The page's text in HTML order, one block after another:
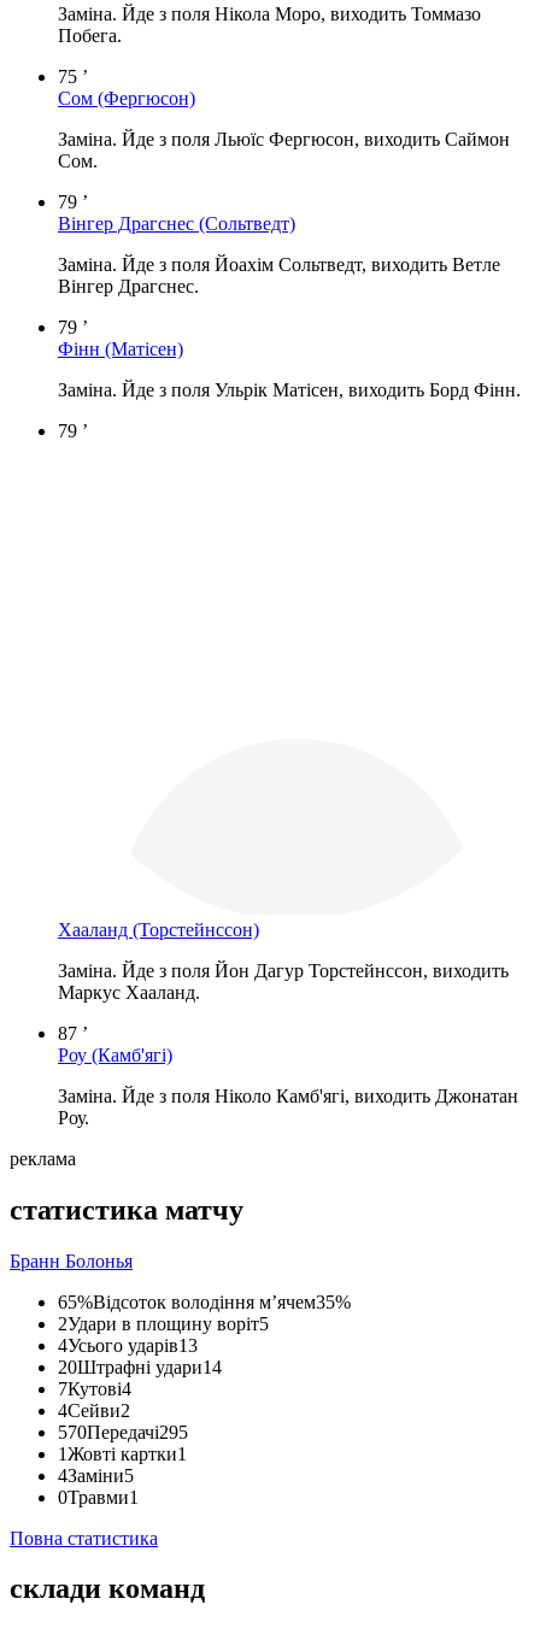
Заміна. Йде з поля Нікола Моро, виходить Томмазо
Побега.
75 ’
Сом (Фергюсон)
Заміна. Йде з поля Льюїс Фергюсон, виходить Саймон
Сом.
79 ’
Вінгер Драгснес (Сольтведт)
Заміна. Йде з поля Йоахім Сольтведт, виходить Ветле
Вінгер Драгснес.
79 ’
Фінн (Матісен)
Заміна. Йде з поля Ульрік Матісен, виходить Борд Фінн.
79 ’
Хааланд (Торстейнссон)
Заміна. Йде з поля Йон Дагур Торстейнссон, виходить
Маркус Хааланд.
87 ’
Роу (Камб'ягі)
Заміна. Йде з поля Ніколо Камб'ягі, виходить Джонатан
Роу.
реклама
статистика матчу
Бранн Болонья
65%Відсоток володіння м’ячем35%
2Удари в площину воріт5
4Усього ударів13
20Штрафні удари14
7Кутові4
4Сейви2
570Передачі295
1Жовті картки1
4Заміни5
0Травми1
Повна статистика
склади команд